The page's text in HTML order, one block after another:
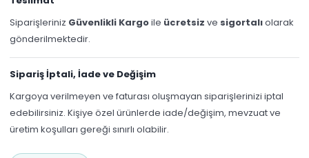
Siparişleriniz Güvenlikli Kargoile ücretsiz ve sigortalıolarak
gönderilmektedir.
Sipariş İptali, İade ve Değişim
Kargoya verilmeyen ve faturası oluşmayan siparişlerinizi iptal
edebilirsiniz. Kişiye özel ürünlerde iade/değişim, mevzuat ve
üretim koşulları gereği sınırlı olabilir.